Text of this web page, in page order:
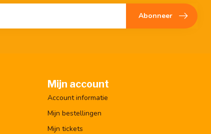
Abonneer
Mijn account
Account informatie
Mijn bestellingen
Mijn tickets